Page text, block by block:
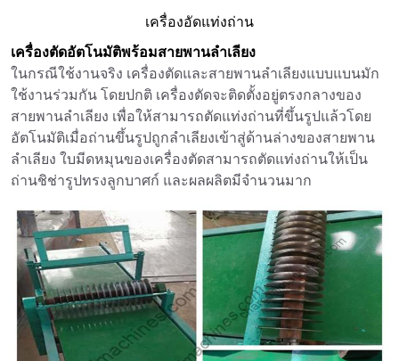
เครื่องอัดแท่งถ่าน
เครื่องตัดอัตโนมัติพร้อมสายพานลำเลียง
ในกรณีใช้งานจริง เครื่องตัดและสายพานลำเลียงแบบแบนมัก
ใช้งานร่วมกัน โดยปกติ เครื่องตัดจะติดตั้งอยู่ตรงกลางของ
สายพานลำเลียง เพื่อให้สามารถตัดแท่งถ่านที่ขึ้นรูปแล้วโดย
อัตโนมัติเมื่อถ่านขึ้นรูปถูกลำเลียงเข้าสู่ด้านล่างของสายพาน
ลำเลียง ใบมีดหมุนของเครื่องตัดสามารถตัดแท่งถ่านให้เป็น
ถ่านชิช่ารูปทรงลูกบาศก์ และผลผลิตมีจำนวนมาก